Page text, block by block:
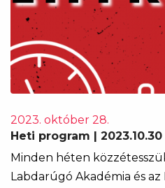
2023. október 28.
Heti program | 2023.10.30
Minden héten
Labdarúgó Akadémia és az